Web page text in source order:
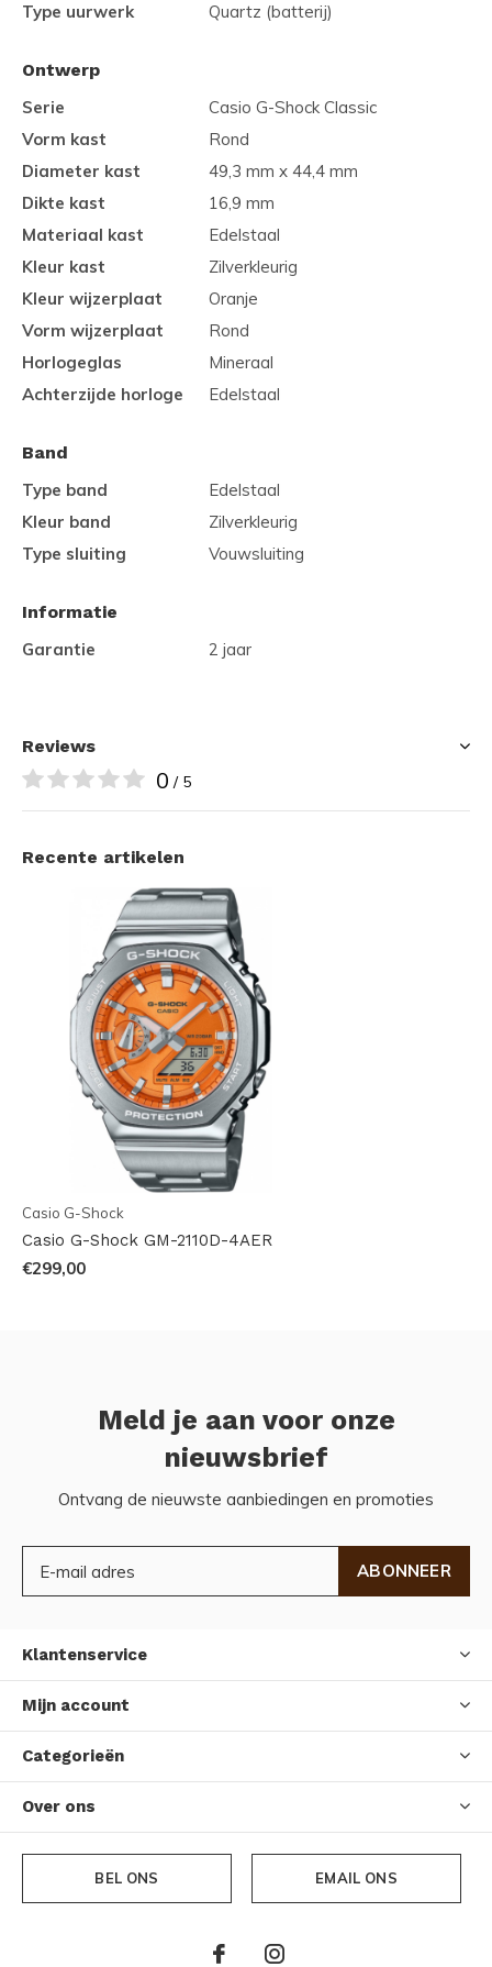
Type uurwerk
Quartz (batterij)
Ontwerp
Serie
Casio G-Shock Classic
Vorm kast
Rond
Diameter kast
49,3 mm x 44,4 mm
Dikte kast
16,9 mm
Materiaal kast
Edelstaal
Kleur kast
Zilverkleurig
Kleur wijzerplaat
Oranje
Vorm wijzerplaat
Rond
Horlogeglas
Mineraal
Achterzijde horloge
Edelstaal
Band
Type band
Edelstaal
Kleur band
Zilverkleurig
Type sluiting
Vouwsluiting
Informatie
Garantie
2 jaar
Reviews
0 / 5
Recente artikelen
Casio G-Shock
Casio G-Shock GM-2110D-4AER
€299,00
Meld je aan voor onze
nieuwsbrief
Ontvang de nieuwste aanbiedingen en promoties
ABONNEER
Klantenservice
Mijn account
Categorieën
Over ons
BEL ONS EMAIL ONS